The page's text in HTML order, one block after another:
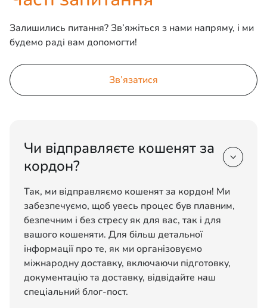
Залишились питання? Зв’яжіться з нами напряму, і ми
будемо раді вам допомогти!
Зв’язатися
Чи відправляєте кошенят за
кордон?

Так, ми відправляємо кошенят за кордон! Ми
забезпечуємо, щоб увесь процес був плавним,
безпечним і без стресу як для вас, так і для
вашого кошеняти. Для більш детальної
інформації про те, як ми організовуємо
міжнародну доставку, включаючи підготовку,
документацію та доставку, відвідайте наш
спеціальний блог-пост.